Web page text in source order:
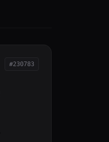
#230783